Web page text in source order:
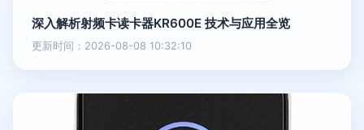
深入解析射频卡读卡器KR600E 技术与应用全览
更新时间：2026-08-08 10:32:10